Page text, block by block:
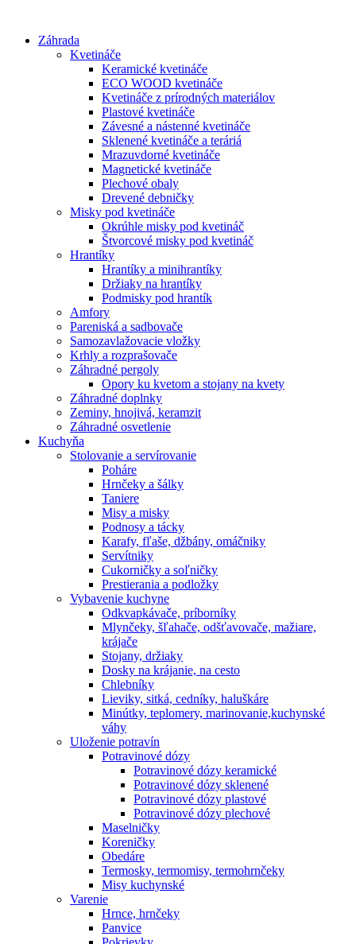
obsah
Záhrada
Kvetináče
Keramické kvetináče
ECO WOOD kvetináče
Kvetináče z prírodných materiálov
Plastové kvetináče
Závesné a nástenné kvetináče
Sklenené kvetináče a teráriá
Mrazuvdorné kvetináče
Magnetické kvetináče
Plechové obaly
Drevené debničky
Misky pod kvetináče
Okrúhle misky pod kvetináč
Štvorcové misky pod kvetináč
Hrantíky
Hrantíky a minihrantíky
Držiaky na hrantíky
Podmisky pod hrantík
Amfory
Pareniská a sadbovače
Samozavlažovacie vložky
Krhly a rozprašovače
Záhradné pergoly
Opory ku kvetom a stojany na kvety
Záhradné doplnky
Zeminy, hnojivá, keramzit
Záhradné osvetlenie
Kuchyňa
Stolovanie a servírovanie
Poháre
Hrnčeky a šálky
Taniere
Misy a misky
Podnosy a tácky
Karafy, fľaše, džbány, omáčniky
Servítniky
Cukorničky a soľničky
Prestierania a podložky
Vybavenie kuchyne
Odkvapkávače, príborníky
Mlynčeky, šľahače, odšťavovače, mažiare,
krájače
Stojany, držiaky
Dosky na krájanie, na cesto
Chlebníky
Lieviky, sitká, cedníky, haluškáre
Minútky, teplomery, marinovanie,kuchynské
váhy
Uloženie potravín
Potravinové dózy
Potravinové dózy keramické
Potravinové dózy sklenené
Potravinové dózy plastové
Potravinové dózy plechové
Maselničky
Koreničky
Obedáre
Termosky, termomisy, termohrnčeky
Misy kuchynské
Varenie
Hrnce, hrnčeky
Panvice